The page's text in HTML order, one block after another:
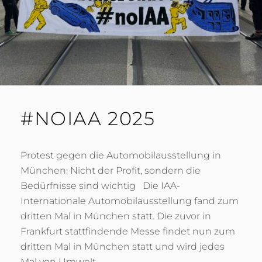
#NOIAA 2025
Protest gegen die Automobilausstellung in
München: Nicht der Profit, sondern die
Bedürfnisse sind wichtig Die IAA-
Internationale Automobilausstellung fand zum
dritten Mal in München statt. Die zuvor in
Frankfurt stattfindende Messe findet nun zum
dritten Mal in München statt und wird jedes